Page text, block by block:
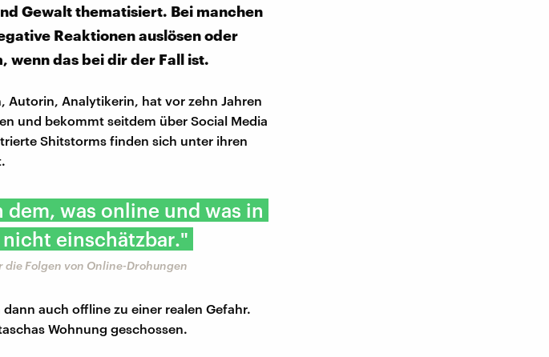
Gewalt thematisiert. Bei manchen
Reaktionen auslösen oder
wenn das bei dir der Fall ist.
Autorin, Analytikerin, hat vor zehn Jahren
und bekommt seitdem über Social Media
Shitstorms finden sich unter ihren
was online und was in
einschätzbar."
Folgen von Online-Drohungen
auch offline zu einer realen Gefahr.
Wohnung geschossen.